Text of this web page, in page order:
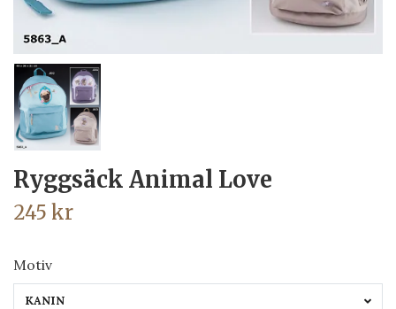
Ryggsäck Animal Love
245 kr
Motiv
KANIN